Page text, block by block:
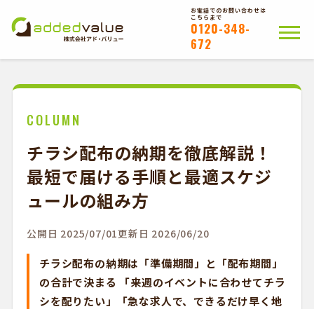
お電話でのお問い合わせは
こちらまで
0120-348-
672
お問い合わせ
かんたんWEB注文
COLUMN
チラシ配布の納期を徹底解説！
最短で届ける手順と最適スケジ
ュールの組み方
公開日 2025/07/01更新日 2026/06/20
チラシ配布の納期は「準備期間」と「配布期間」
の合計で決まる 「来週のイベントに合わせてチラ
シを配りたい」「急な求人で、できるだけ早く地